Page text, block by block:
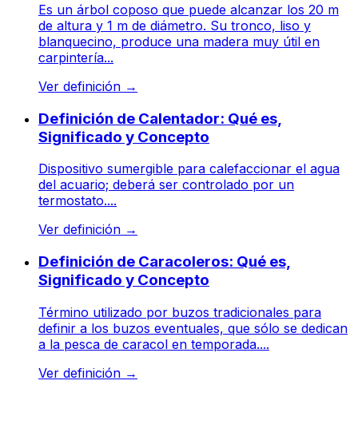
Es un árbol coposo que puede alcanzar los 20 m
de altura y 1 m de diámetro. Su tronco, liso y
blanquecino, produce una madera muy útil en
carpintería...
Ver definición →
Definición de Calentador: Qué es,
Significado y Concepto
Dispositivo sumergible para calefaccionar el agua
del acuario; deberá ser controlado por un
termostato....
Ver definición →
Definición de Caracoleros: Qué es,
Significado y Concepto
Término utilizado por buzos tradicionales para
definir a los buzos eventuales, que sólo se dedican
a la pesca de caracol en temporada....
Ver definición →